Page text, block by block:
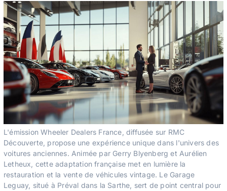
L'émission Wheeler Dealers France, diffusée sur RMC
Découverte, propose une expérience unique dans l'univers des
voitures anciennes. Animée par Gerry Blyenberg et Aurélien
Letheux, cette adaptation française met en lumière la
restauration et la vente de véhicules vintage. Le Garage
Leguay, situé à Préval dans la Sarthe, sert de point central pour